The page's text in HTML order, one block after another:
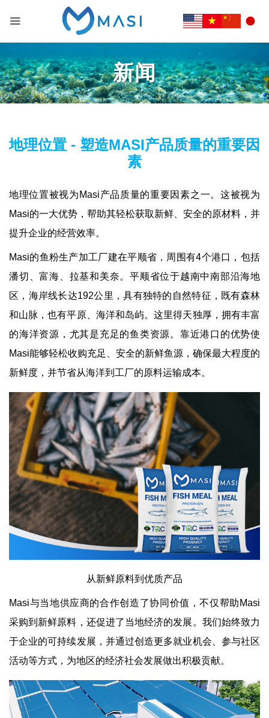
新闻
地理位置 - 塑造MASI产品质量的重要因
素
地理位置被视为Masi产品质量的重要因素之一。这被视为
Masi的一大优势，帮助其轻松获取新鲜、安全的原材料，并
提升企业的经营效率。
Masi的鱼粉生产加工厂建在平顺省，周围有4个港口，包括
潘切、富海、拉基和美奈。平顺省位于越南中南部沿海地
区，海岸线长达192公里，具有独特的自然特征，既有森林
和山脉，也有平原、海洋和岛屿。这里得天独厚，拥有丰富
的海洋资源，尤其是充足的鱼类资源。靠近港口的优势使
Masi能够轻松收购充足、安全的新鲜鱼源，确保最大程度的
新鲜度，并节省从海洋到工厂的原料运输成本。
从新鲜原料到优质产品
Masi与当地供应商的合作创造了协同价值，不仅帮助Masi
采购到新鲜原料，还促进了当地经济的发展。我们始终致力
于企业的可持续发展，并通过创造更多就业机会、参与社区
活动等方式，为地区的经济社会发展做出积极贡献。